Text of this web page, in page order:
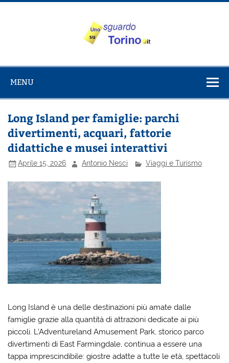
Salta
su Torino
MENU
Long Island per famiglie: parchi
divertimenti, acquari, fattorie
didattiche e musei interattivi
Aprile 15, 2026 Antonio Nesci Viaggi e Turismo
Long Island è una delle destinazioni più amate dalle
famiglie grazie alla quantità di attrazioni dedicate ai più
piccoli. L’Adventureland Amusement Park, storico parco
divertimenti di East Farmingdale, continua a essere una
tappa imprescindibile: giostre adatte a tutte le età, spettacoli